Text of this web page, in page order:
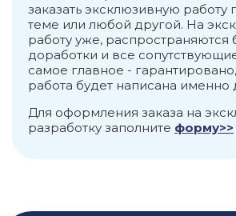
аудиту услуги. При этом
начинают занимать все
удельный вес по
объемам продаж в
организациях. И это не
аудитор¬ских фирмах
квалифицированные
области бухгалтерского
налогообложения, финалов.
заказать эксклюзивную работу
теме или любой другой. На
работу уже, распространяются
доработки и все
самое главное -
работа будет написана именно
Для оформления заказа на
разработку заполните форму>>